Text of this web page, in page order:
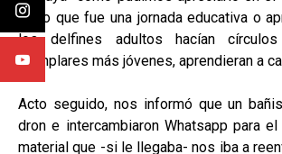
“creo que fue una jornada educativa o
los delfines adultos hacían
ejemplares más jóvenes, aprendieran a
Acto seguido, nos informó que un
dron e intercambiaron Whatsapp para
material que -si le llegaba- nos iba a